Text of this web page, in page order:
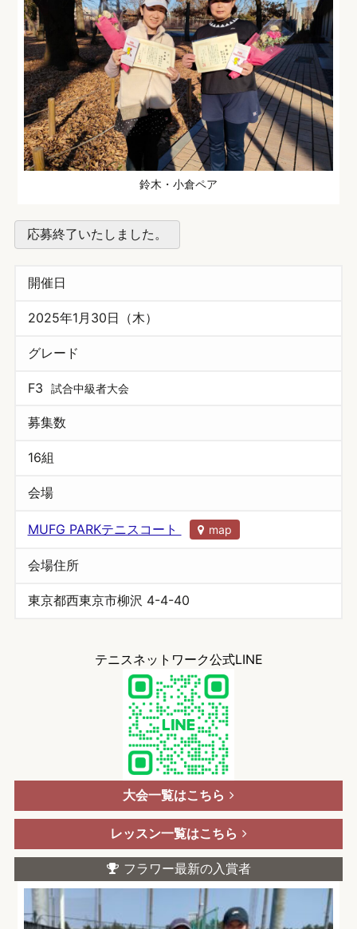
鈴木・小倉ペア
応募終了いたしました。
開催日
2025年1月30日（木）
グレード
F3 試合中級者大会
募集数
16組
会場
MUFG PARKテニスコート map
会場住所
東京都西東京市柳沢 4-4-40
テニスネットワーク公式LINE
大会一覧はこちら
レッスン一覧はこちら
フラワー最新の入賞者